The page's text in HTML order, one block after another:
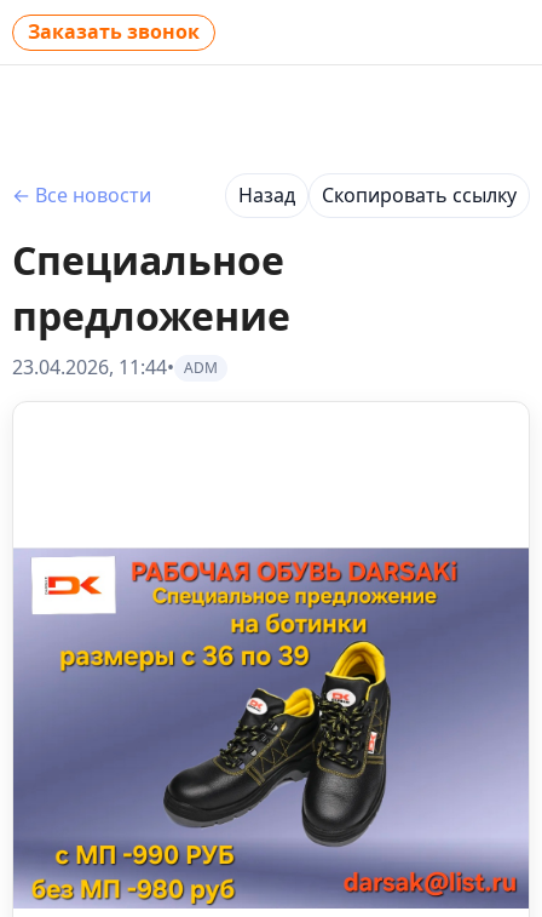
Заказать звонок
← Все новости Назад Скопировать ссылку
Специальное
предложение
23.04.2026, 11:44• ADM